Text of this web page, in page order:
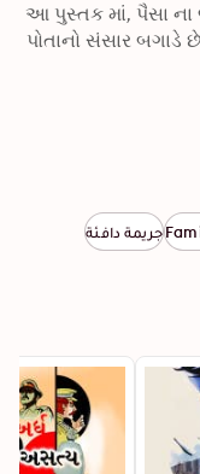
جريمة دافئة